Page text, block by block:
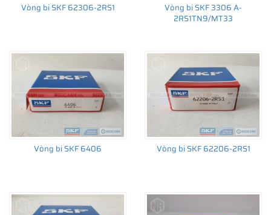
Vòng bi SKF 62306-2RS1
Vòng bi SKF 3306 A-
2RS1TN9/MT33
Vòng bi SKF 6406 Vòng bi SKF 62206-2RS1